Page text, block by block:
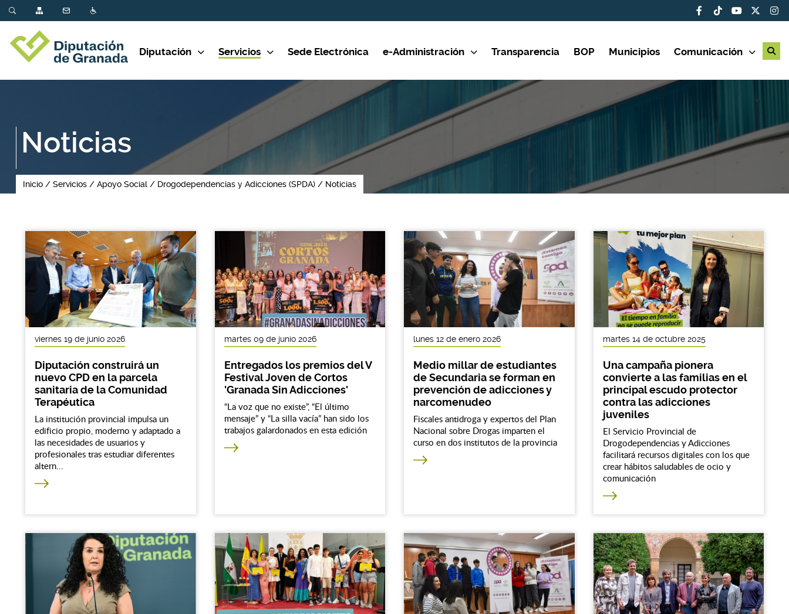
Diputación Servicios Sede Electrónica e-Administración Transparencia BOP Municipios Comunicación
Noticias
Inicio Servicios Apoyo Social Drogodependencias y Adicciones (SPDA) Noticias
viernes 19 de junio 2026
Diputación construirá un
nuevo CPD en la parcela
sanitaria de la Comunidad
Terapéutica
La institución provincial impulsa un
edificio propio, moderno y adaptado a
las necesidades de usuarios y
profesionales tras estudiar diferentes
altern...
martes 09 de junio 2026
Entregados los premios del V
Festival Joven de Cortos
'Granada Sin Adicciones'
“La voz que no existe”, “El último
mensaje” y “La silla vacía” han sido los
trabajos galardonados en esta edición
lunes 12 de enero 2026
Medio millar de estudiantes
de Secundaria se forman en
prevención de adicciones y
narcomenudeo
Fiscales antidroga y expertos del Plan
Nacional sobre Drogas imparten el
curso en dos institutos de la provincia
martes 14 de octubre 2025
Una campaña pionera
convierte a las familias en el
principal escudo protector
contra las adicciones
juveniles
El Servicio Provincial de
Drogodependencias y Adicciones
facilitará recursos digitales con los que
crear hábitos saludables de ocio y
comunicación